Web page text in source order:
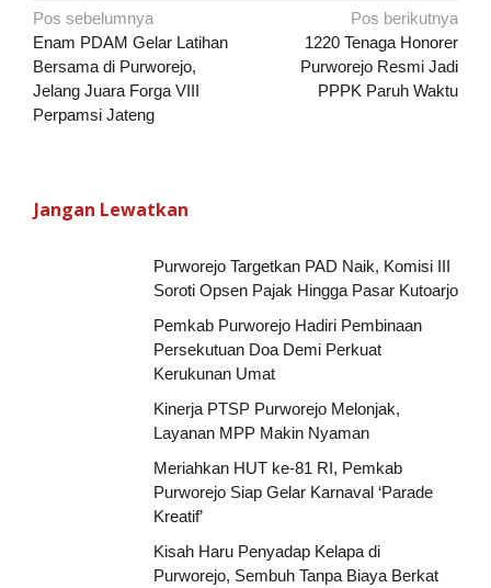
Navigasi
pos
Pos sebelumnya
Enam PDAM Gelar Latihan
Bersama di Purworejo,
Jelang Juara Forga VIII
Perpamsi Jateng
Pos berikutnya
1220 Tenaga Honorer
Purworejo Resmi Jadi
PPPK Paruh Waktu
Jangan Lewatkan
Purworejo Targetkan PAD Naik, Komisi III
Soroti Opsen Pajak Hingga Pasar Kutoarjo
Pemkab Purworejo Hadiri Pembinaan
Persekutuan Doa Demi Perkuat
Kerukunan Umat
Kinerja PTSP Purworejo Melonjak,
Layanan MPP Makin Nyaman
Meriahkan HUT ke-81 RI, Pemkab
Purworejo Siap Gelar Karnaval ‘Parade
Kreatif’
Kisah Haru Penyadap Kelapa di
Purworejo, Sembuh Tanpa Biaya Berkat